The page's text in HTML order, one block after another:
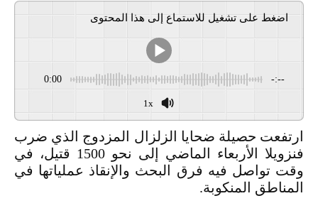
اضغط على تشغيل للاستماع إلى هذا المحتوى
0:00 -:--
1x
ارتفعت حصيلة ضحايا الزلزال المزدوج الذي ضرب
فنزويلا الأربعاء الماضي إلى نحو 1500 قتيل، في
وقت تواصل فيه ‏فرق البحث والإنقاذ عملياتها في
المناطق المنكوبة.‏